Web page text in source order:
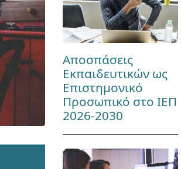
Αποσπάσεις
Εκπαιδευτικών ως
Επιστημονικό
Προσωπικό στο ΙΕΠ
2026-2030